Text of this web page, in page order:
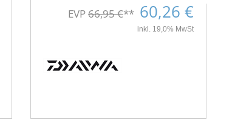
EVP66,95 €** 60,26 €
inkl. 19,0% MwSt